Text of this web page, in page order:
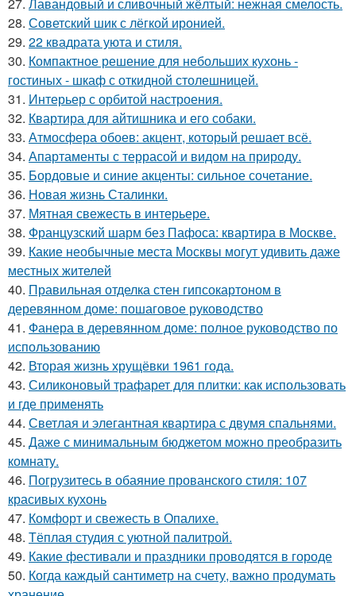
28. Советский шик с лёгкой иронией.
29. 22 квадрата уюта и стиля.
30. Компактное решение для небольших кухонь -
гостиных - шкаф с откидной столешницей.
31. Интерьер с орбитой настроения.
32. Квартира для айтишника и его собаки.
33. Атмосфера обоев: акцент, который решает всё.
34. Апартаменты с террасой и видом на природу.
35. Бордовые и синие акценты: сильное сочетание.
36. Новая жизнь Сталинки.
37. Мятная свежесть в интерьере.
38. Французский шарм без Пафоса: квартира в Москве.
39. Какие необычные места Москвы могут удивить даже
местных жителей
40. Правильная отделка стен гипсокартоном в
деревянном доме: пошаговое руководство
41. Фанера в деревянном доме: полное руководство по
использованию
42. Вторая жизнь хрущёвки 1961 года.
43. Силиконовый трафарет для плитки: как использовать
и где применять
44. Светлая и элегантная квартира с двумя спальнями.
45. Даже с минимальным бюджетом можно преобразить
комнату.
46. Погрузитесь в обаяние прованского стиля: 107
красивых кухонь
47. Комфорт и свежесть в Опалихе.
48. Тёплая студия с уютной палитрой.
49. Какие фестивали и праздники проводятся в городе
50. Когда каждый сантиметр на счету, важно продумать